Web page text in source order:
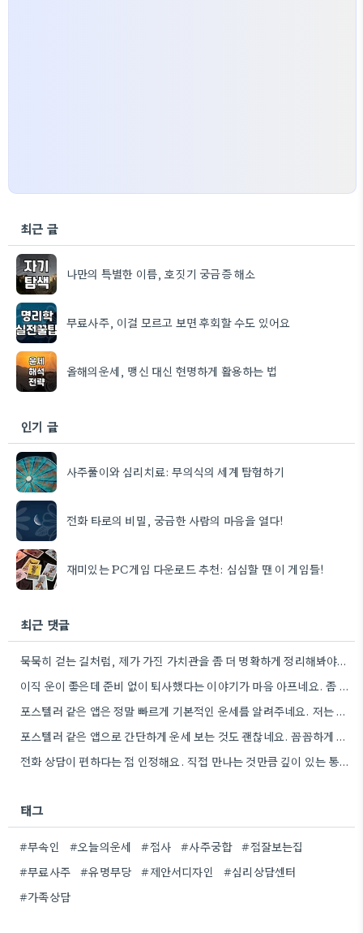
최근 글
나만의 특별한 이름, 호짓기 궁금증 해소
무료사주, 이걸 모르고 보면 후회할 수도 있어요
올해의운세, 맹신 대신 현명하게 활용하는 법
인기 글
사주풀이와 심리치료: 무의식의 세계 탐험하기
전화 타로의 비밀, 궁금한 사람의 마음을 열다!
재미있는 PC게임 다운로드 추천: 심심할 땐 이 게임들!
최근 댓글
묵묵히 걷는 길처럼, 제가 가진 가치관을 좀 더 명확하게 정리해봐야겠어요.
이직 운이 좋은데 준비 없이 퇴사했다는 이야기가 마음 아프네요. 좀 더 신중하게 상황을 판단해야 할…
포스텔러 같은 앱은 정말 빠르게 기본적인 운세를 알려주네요. 저는 운세 보는 것보다, 앞으로의 계획을 세울…
포스텔러 같은 앱으로 간단하게 운세 보는 것도 괜찮네요. 꼼꼼하게 분석하기 전에 먼저 방향 잡기가 좋겠어요.
전화 상담이 편하다는 점 인정해요. 직접 만나는 것만큼 깊이 있는 통찰력을 얻기는 어려울 것 같아요.
태그
#무속인 #오늘의운세 #점사 #사주궁합
#점잘보는집
#무료사주
#유명무당 #제안서디자인
#심리상담센터
#가족상담